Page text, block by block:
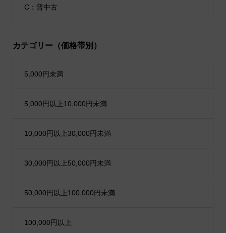
C：普中古
カテゴリー（価格帯別）
5,000円未満
5,000円以上10,000円未満
10,000円以上30,000円未満
30,000円以上50,000円未満
50,000円以上100,000円未満
100,000円以上